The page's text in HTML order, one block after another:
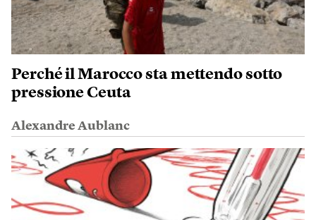
Perché il Marocco sta mettendo sotto
pressione Ceuta
Alexandre Aublanc